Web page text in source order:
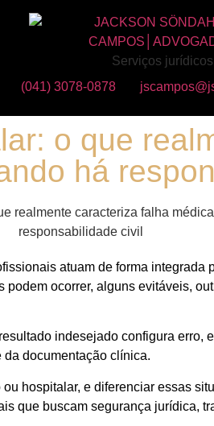
Serviços jurídicos
(041) 3078-0878
o que
há
atuam de forma integrada
ocorrer, alguns evitáveis,
indesejado configura erro,
documentação clínica.
hospitalar, e diferenciar essas
que buscam segurança jurídica,